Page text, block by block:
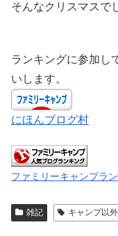
そんなクリスマスで
ランキングに参加し
いします。
にほんブログ村
ファミリーキャンプラ
雑記 キャンプ以外